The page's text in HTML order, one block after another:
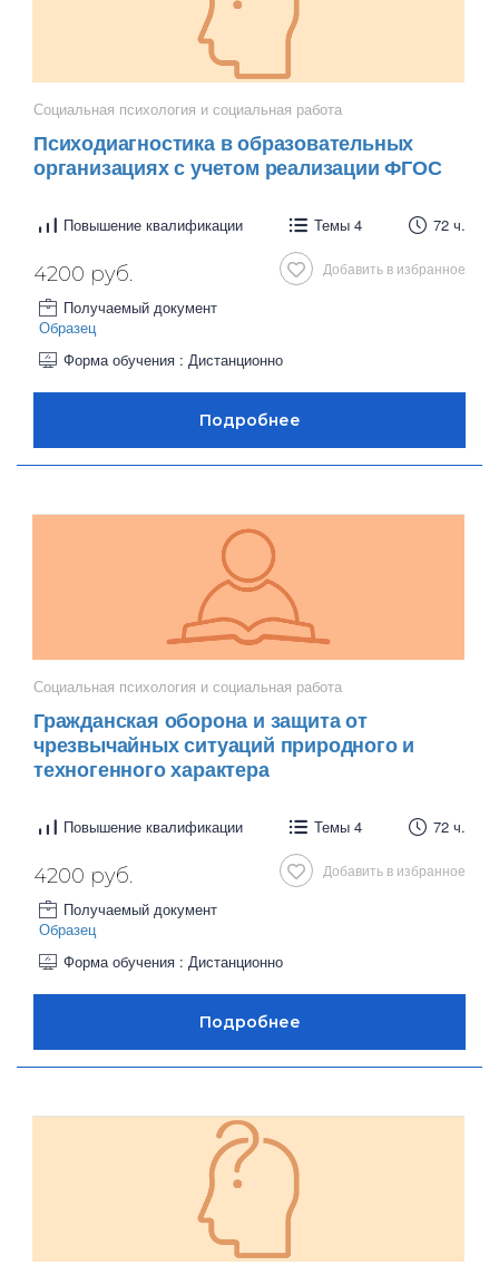
Социальная психология и социальная работа
Психодиагностика в образовательных
организациях с учетом реализации ФГОС
Повышение квалификации Темы 4 72 ч.
Добавить в избранное
4200 руб.
Получаемый документ
Образец
Форма обучения : Дистанционно
Социальная психология и социальная работа
Гражданская оборона и защита от
чрезвычайных ситуаций природного и
техногенного характера
Повышение квалификации Темы 4 72 ч.
Добавить в избранное
4200 руб.
Получаемый документ
Образец
Форма обучения : Дистанционно